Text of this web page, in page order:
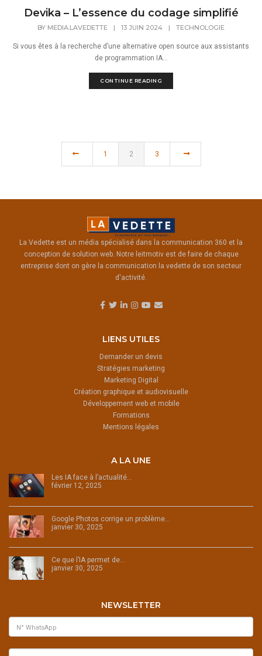
Devika – L’essence du codage simplifié
BY MEDIA.LAVEDETTE | 13 JUIN 2024 | TECHNOLOGIE
Si vous êtes à la recherche d’une alternative open source aux assistants
de programmation IA...
CONTINUE READING
1 2 3
La Vedette est un média spécialisé dans la communication 360 et la
conception de solution web. Notre leitmotiv est de faire de chaque
entreprise dont on gère la communication la vedette de son secteur
d'activité.
LIENS UTILES
Demander un devis
Stratégies marketing
Marketing Digital
Création graphique et audiovisuelle
Développement web et mobile
Formations
Mentions légales
A LA UNE
Les IA face à l’actualité…
février 12, 2025
Google Photos corrige un problème…
janvier 30, 2025
Ce que l’IA permet de…
janvier 30, 2025
NEWSLETTER